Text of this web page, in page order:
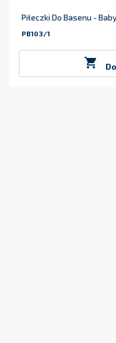
Piłeczki Do Basenu -
PB103/1
